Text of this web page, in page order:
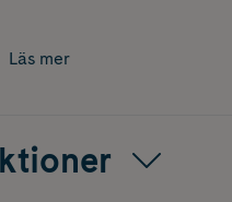
större B-vitamin familj.
Läs mer